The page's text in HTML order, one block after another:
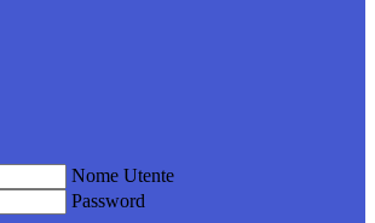
Nome Utente
Password